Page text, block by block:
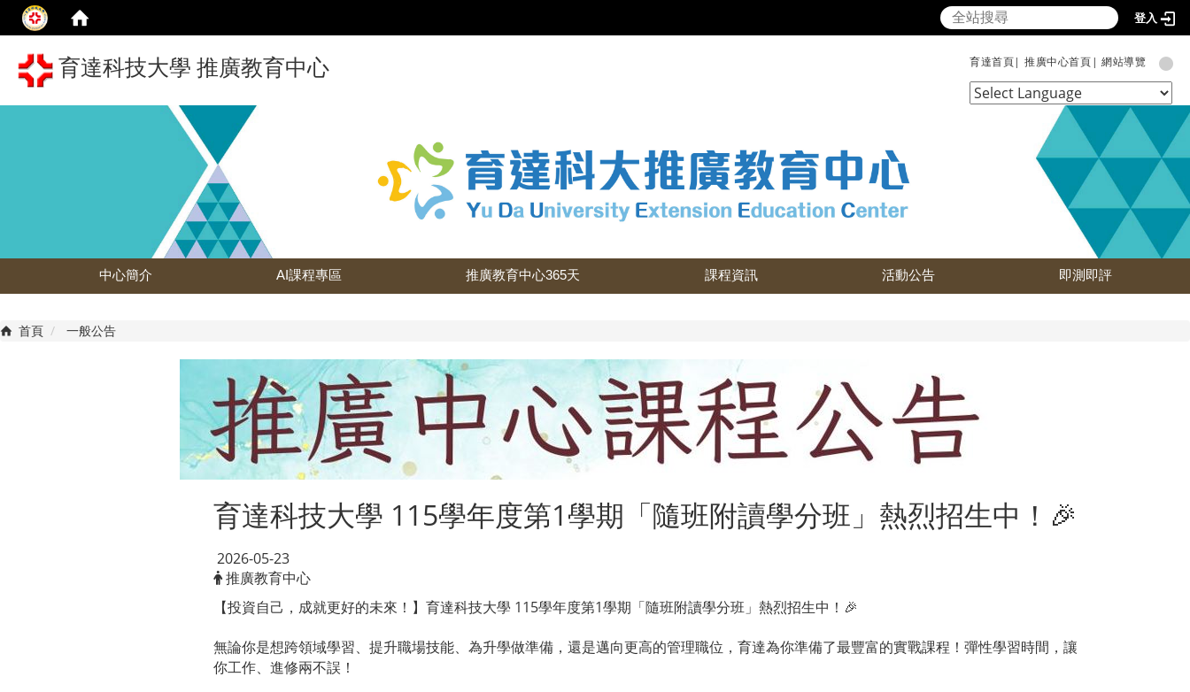
登入
育達科技大學 推廣教育中心 育達首頁| 推廣中心首頁| 網站導覽
Translate
中心簡介 AI課程專區 推廣教育中心365天 課程資訊 活動公告 即測即評
首頁 一般公告
育達科技大學 115學年度第1學期「隨班附讀學分班」熱烈招生中！🎉
2026-05-23
推廣教育中心
【投資自己，成就更好的未來！】育達科技大學 115學年度第1學期「隨班附讀學分班」熱烈招生中！🎉
無論你是想跨領域學習、提升職場技能、為升學做準備，還是邁向更高的管理職位，育達為你準備了最豐富的實戰課程！彈性學習時間，讓
你工作、進修兩不誤！